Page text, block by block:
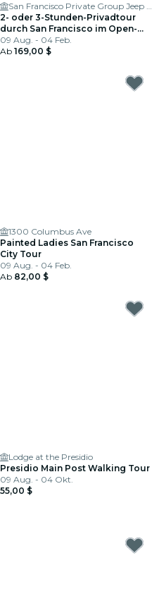
San Francisco Private Group Jeep Tours
2- oder 3-Stunden-Privadtour
durch San Francisco im Open-
Air-Jeep
09 Aug. - 04 Feb.
Ab 169,00 $
1300 Columbus Ave
Painted Ladies San Francisco
City Tour
09 Aug. - 04 Feb.
Ab 82,00 $
Lodge at the Presidio
Presidio Main Post Walking Tour
09 Aug. - 04 Okt.
55,00 $